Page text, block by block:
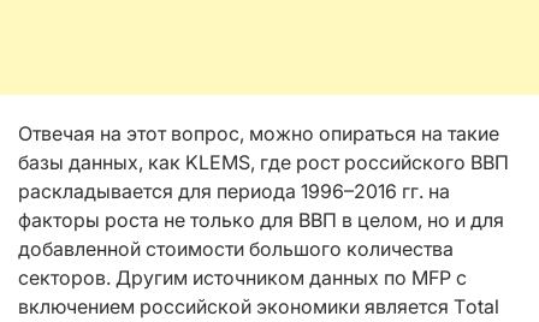
Отвечая на этот вопрос, можно опираться на такие
базы данных, как KLEMS, где рост российского ВВП
раскладывается для периода 1996–2016 гг. на
факторы роста не только для ВВП в целом, но и для
добавленной стоимости большого количества
секторов. Другим источником данных по MFP с
включением российской экономики является Тotal